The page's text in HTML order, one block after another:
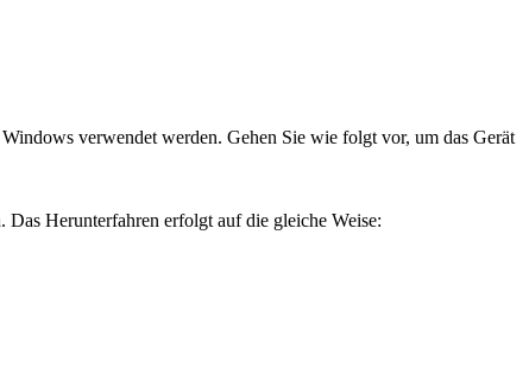
verwendet werden. Gehen Sie wie folgt vor, um das Gerät
Das Herunterfahren erfolgt auf die gleiche Weise: